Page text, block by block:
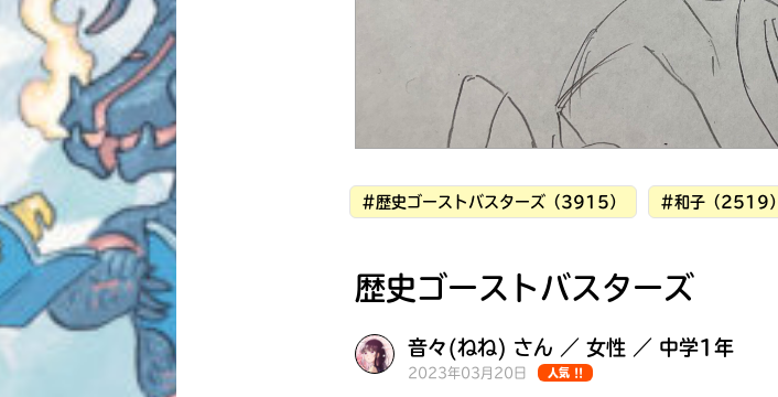
出会える
歴史ゴーストバスターズ
#歴史ゴーストバスターズ（3915） #和子（2519）
音々(ねね) さん ／ 女性 ／ 中学1年
2023年03月20日 人気 !!